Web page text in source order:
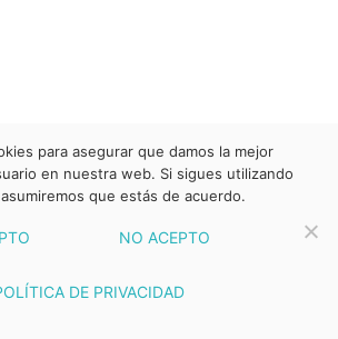
para asegurar que damos la mejor
en nuestra web. Si sigues utilizando
que estás de acuerdo.
NO ACEPTO
DE PRIVACIDAD